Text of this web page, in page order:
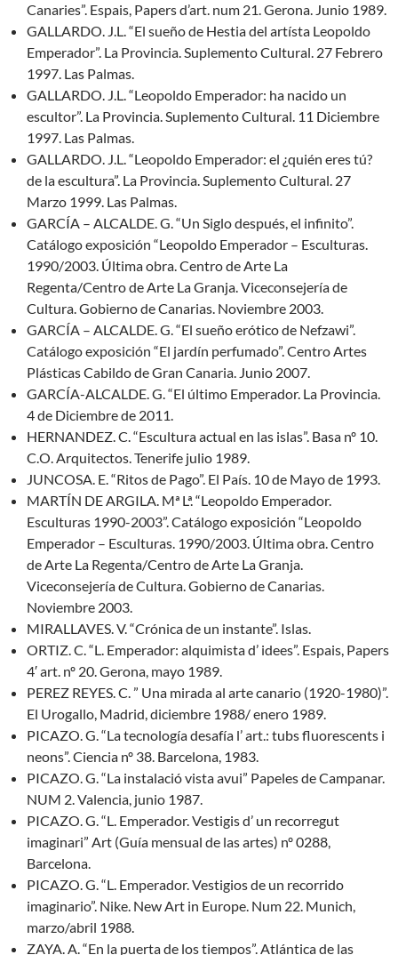
Canaries”. Espais, Papers d’art. num 21. Gerona. Junio 1989.
GALLARDO. J.L. “El sueño de Hestia del artísta Leopoldo
Emperador”. La Provincia. Suplemento Cultural. 27 Febrero
1997. Las Palmas.
GALLARDO. J.L. “Leopoldo Emperador: ha nacido un
escultor”. La Provincia. Suplemento Cultural. 11 Diciembre
1997. Las Palmas.
GALLARDO. J.L. “Leopoldo Emperador: el ¿quién eres tú?
de la escultura”. La Provincia. Suplemento Cultural. 27
Marzo 1999. Las Palmas.
GARCÍA – ALCALDE. G. “Un Siglo después, el infinito”.
Catálogo exposición “Leopoldo Emperador – Esculturas.
1990/2003. Última obra. Centro de Arte La
Regenta/Centro de Arte La Granja. Viceconsejería de
Cultura. Gobierno de Canarias. Noviembre 2003.
GARCÍA – ALCALDE. G. “El sueño erótico de Nefzawi”.
Catálogo exposición “El jardín perfumado”. Centro Artes
Plásticas Cabildo de Gran Canaria. Junio 2007.
GARCÍA-ALCALDE. G. “El último Emperador. La Provincia.
4 de Diciembre de 2011.
HERNANDEZ. C. “Escultura actual en las islas”. Basa nº 10.
C.O. Arquitectos. Tenerife julio 1989.
JUNCOSA. E. “Ritos de Pago”. El País. 10 de Mayo de 1993.
MARTÍN DE ARGILA. Mª Lª. “Leopoldo Emperador.
Esculturas 1990-2003”. Catálogo exposición “Leopoldo
Emperador – Esculturas. 1990/2003. Última obra. Centro
de Arte La Regenta/Centro de Arte La Granja.
Viceconsejería de Cultura. Gobierno de Canarias.
Noviembre 2003.
MIRALLAVES. V. “Crónica de un instante”. Islas.
ORTIZ. C. “L. Emperador: alquimista d’ idees”. Espais, Papers
4′ art. nº 20. Gerona, mayo 1989.
PEREZ REYES. C. ” Una mirada al arte canario (1920-1980)”.
El Urogallo, Madrid, diciembre 1988/ enero 1989.
PICAZO. G. “La tecnología desafía l’ art.: tubs fluorescents i
neons”. Ciencia nº 38. Barcelona, 1983.
PICAZO. G. “La instalació vista avui” Papeles de Campanar.
NUM 2. Valencia, junio 1987.
PICAZO. G. “L. Emperador. Vestigis d’ un recorregut
imaginari” Art (Guía mensual de las artes) nº 0288,
Barcelona.
PICAZO. G. “L. Emperador. Vestigios de un recorrido
imaginario”. Nike. New Art in Europe. Num 22. Munich,
marzo/abril 1988.
ZAYA. A. “En la puerta de los tiempos”. Atlántica de las